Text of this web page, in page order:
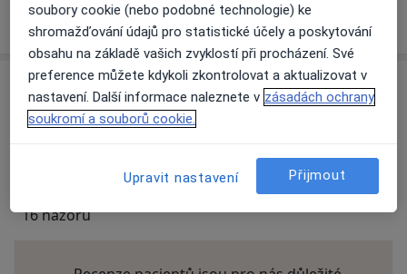
Víceo adrese
Názory
Přidejte svůj názor
16 názorů
soubory cookie (nebo podobné technologie) ke
shromažďování údajů pro statistické účely a poskytování
obsahu na základě vašich zvyklostí při procházení. Své
preference můžete kdykoli zkontrolovat a aktualizovat v
nastavení. Další informace naleznete v zásadách ochrany
soukromí a souborů cookie.
Upravit nastavení Přijmout